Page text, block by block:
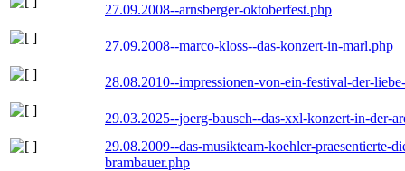
27.09.2008--arnsberger-oktoberfest.php
27.09.2008--marco-kloss--das-konzert-in-marl.php
28.08.2010--impressionen-von-ein-festival-der-
29.03.2025--joerg-bausch--das-xxl-konzert-in-der-
29.08.2009--das-musikteam-koehler-praesentierte-
brambauer.php